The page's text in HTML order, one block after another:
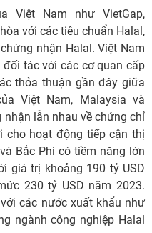
Việt Nam như VietGap,
với các tiêu chuẩn Halal,
nhận Halal. Việt Nam
tác với các cơ quan cấp
thỏa thuận gần đây giữa
Việt Nam, Malaysia và
lẫn nhau về chứng chỉ
cho hoạt động tiếp cận thị
Bắc Phi có tiềm năng lớn
giá trị khoảng 190 tỷ USD
230 tỷ USD năm 2023.
các nước xuất khẩu như
ngành công nghiệp Halal